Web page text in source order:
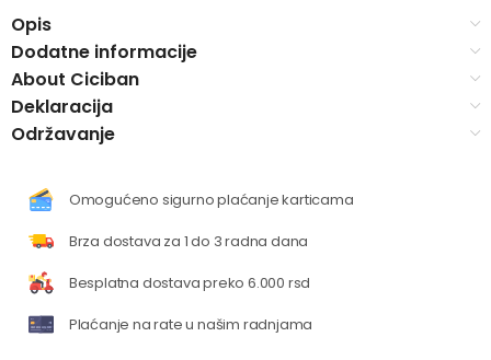
Opis
Dodatne informacije
About Ciciban
Deklaracija
Održavanje
Omogućeno sigurno plaćanje karticama
Brza dostava za 1 do 3 radna dana
Besplatna dostava preko 6.000 rsd
Plaćanje na rate u našim radnjama